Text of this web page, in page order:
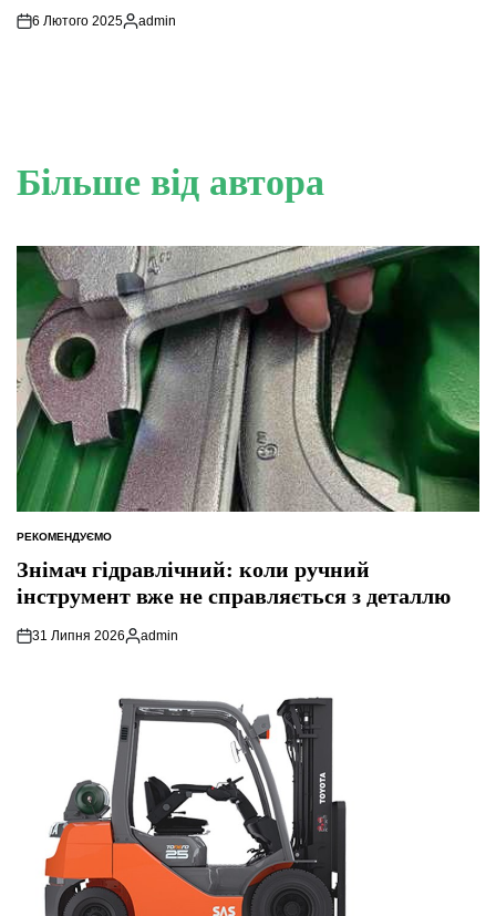
6 Лютого 2025
Опубліковано
admin
Більше від автора
ОПУБЛІКУВАТИ
РЕКОМЕНДУЄМО
Знімач гідравлічний: коли ручний
інструмент вже не справляється з деталлю
31 Липня 2026
Опубліковано
admin